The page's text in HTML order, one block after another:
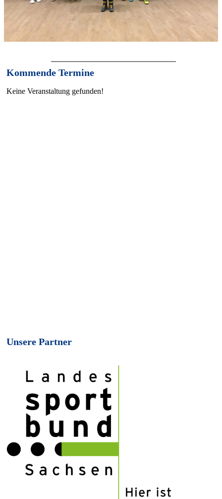
Kommende Termine
Keine Veranstaltung gefunden!
Unsere Partner